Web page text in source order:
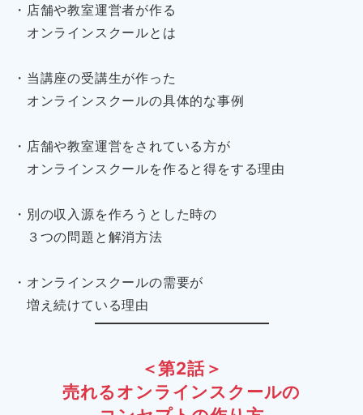
・店舗や教室運営者が作る
オンラインスクールとは
・当講座の受講生が作った
オンラインスクールの具体的な事例
・店舗や教室運営をされている方が
オンラインスクールを作ると得をする理由
・別の収入源を作ろうとした時の
３つの問題と解消方法
・オンラインスクールの需要が
増え続けている理由
＜第2話＞
売れるオンラインスクールの